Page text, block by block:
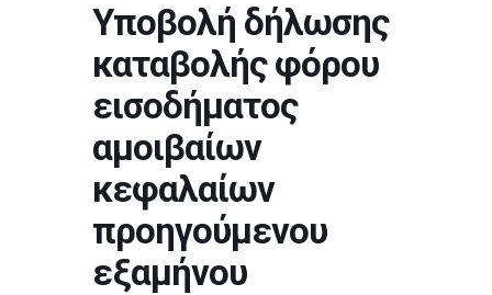
Υποβολή δήλωσης
καταβολής φόρου
εισοδήματος
αμοιβαίων
κεφαλαίων
προηγούμενου
εξαμήνου